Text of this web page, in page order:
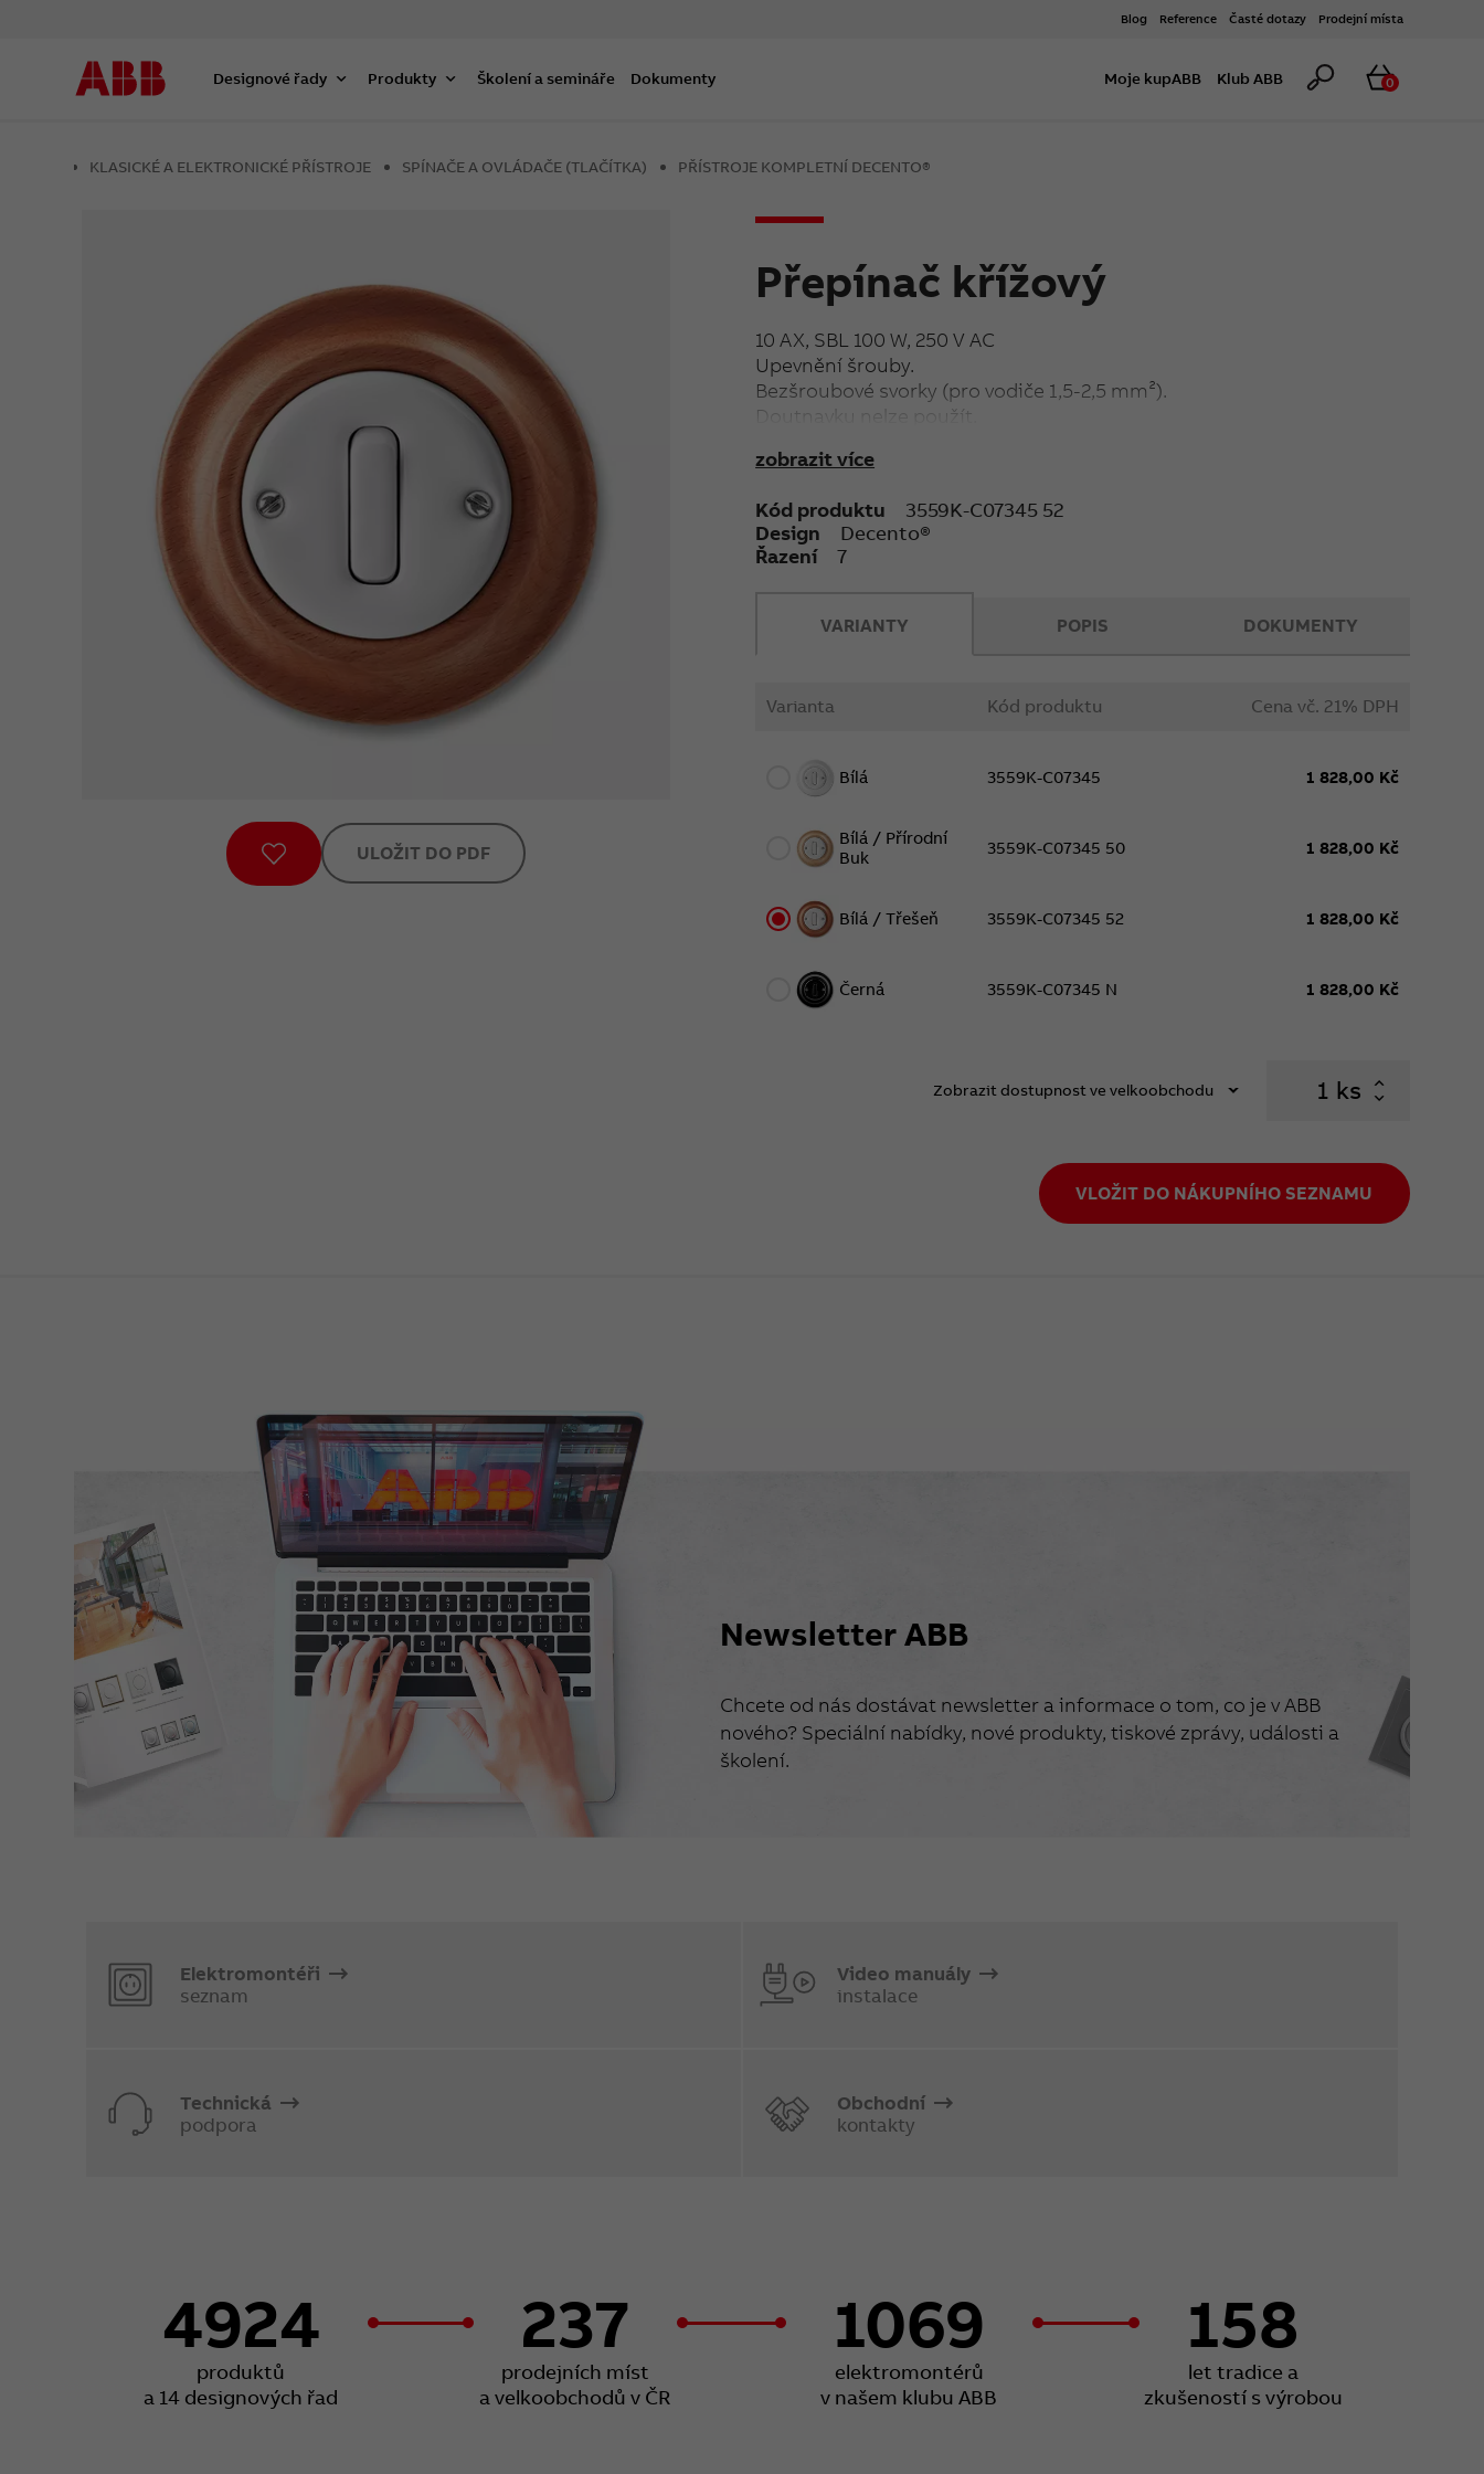
Blog Reference Časté dotazy Prodejní místa
Designové řady Produkty Školení a semináře Dokumenty Moje kupABB Klub ABB Hledat
0
KLASICKÉ A ELEKTRONICKÉ PŘÍSTROJE SPÍNAČE A OVLÁDAČE (TLAČÍTKA) PŘÍSTROJE KOMPLETNÍ DECENTO®
Přepínač křížový
10 AX, SBL 100 W, 250 V AC
Upevnění šrouby.
Bezšroubové svorky (pro vodiče 1,5-2,5 mm²).
Doutnavku nelze použít.
směru musí být rozteč středů instalačních krabic alespoň 90 mm.
zobrazit více
Kód produktu
3559K-C07345 52
Design
Decento®
Řazení
7
ULOŽIT DO PDF
VARIANTY
Varianta Kód produktu Cena vč. 21% DPH
Bílá 3559K-C07345 1 828,00 Kč
Bílá / Přírodní
Buk
3559K-C07345 50 1 828,00 Kč
Bílá / Třešeň 3559K-C07345 52 1 828,00 Kč
Černá 3559K-C07345 N 1 828,00 Kč
Zobrazit dostupnost ve velkoobchodu ks
VLOŽIT DO NÁKUPNÍHO SEZNAMU
POPIS DOKUMENTY
Newsletter ABB
Chcete od nás dostávat newsletter a informace o tom, co je v ABB
nového? Speciální nabídky, nové produkty, tiskové zprávy, události a
školení.
Elektromontéři
seznam
Video manuály
instalace
Technická
podpora
Obchodní
kontakty
4924
produktů
a 14 designových řad
237
prodejních míst
a velkoobchodů v ČR
1069
elektromontérů
v našem klubu ABB
158
let tradice a
zkušeností s výrobou